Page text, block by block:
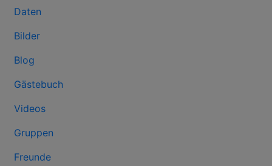
Daten
Bilder
Blog
Gästebuch
Videos
Gruppen
Freunde